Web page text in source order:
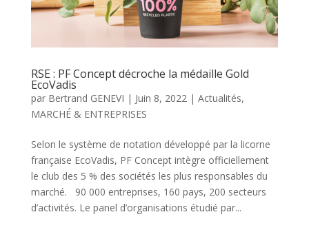
RSE : PF Concept décroche la médaille Gold
EcoVadis
par Bertrand GENEVI | Juin 8, 2022 | Actualités,
MARCHÉ & ENTREPRISES
Selon le système de notation développé par la licorne
française EcoVadis, PF Concept intègre officiellement
le club des 5 % des sociétés les plus responsables du
marché. 90 000 entreprises, 160 pays, 200 secteurs
d’activités. Le panel d’organisations étudié par...